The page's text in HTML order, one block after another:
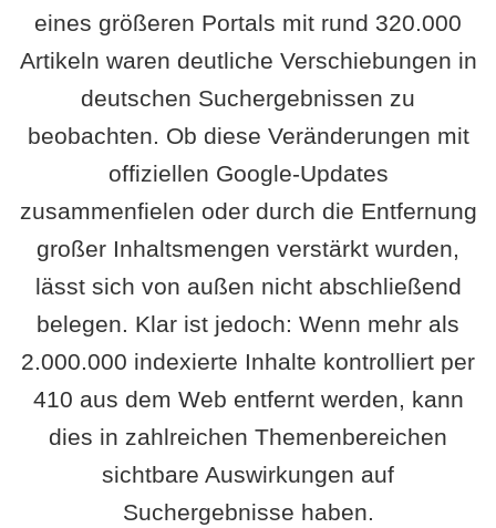
eines größeren Portals mit rund 320.000
Artikeln waren deutliche Verschiebungen in
deutschen Suchergebnissen zu
beobachten. Ob diese Veränderungen mit
offiziellen Google-Updates
zusammenfielen oder durch die Entfernung
großer Inhaltsmengen verstärkt wurden,
lässt sich von außen nicht abschließend
belegen. Klar ist jedoch: Wenn mehr als
2.000.000 indexierte Inhalte kontrolliert per
410 aus dem Web entfernt werden, kann
dies in zahlreichen Themenbereichen
sichtbare Auswirkungen auf
Suchergebnisse haben.